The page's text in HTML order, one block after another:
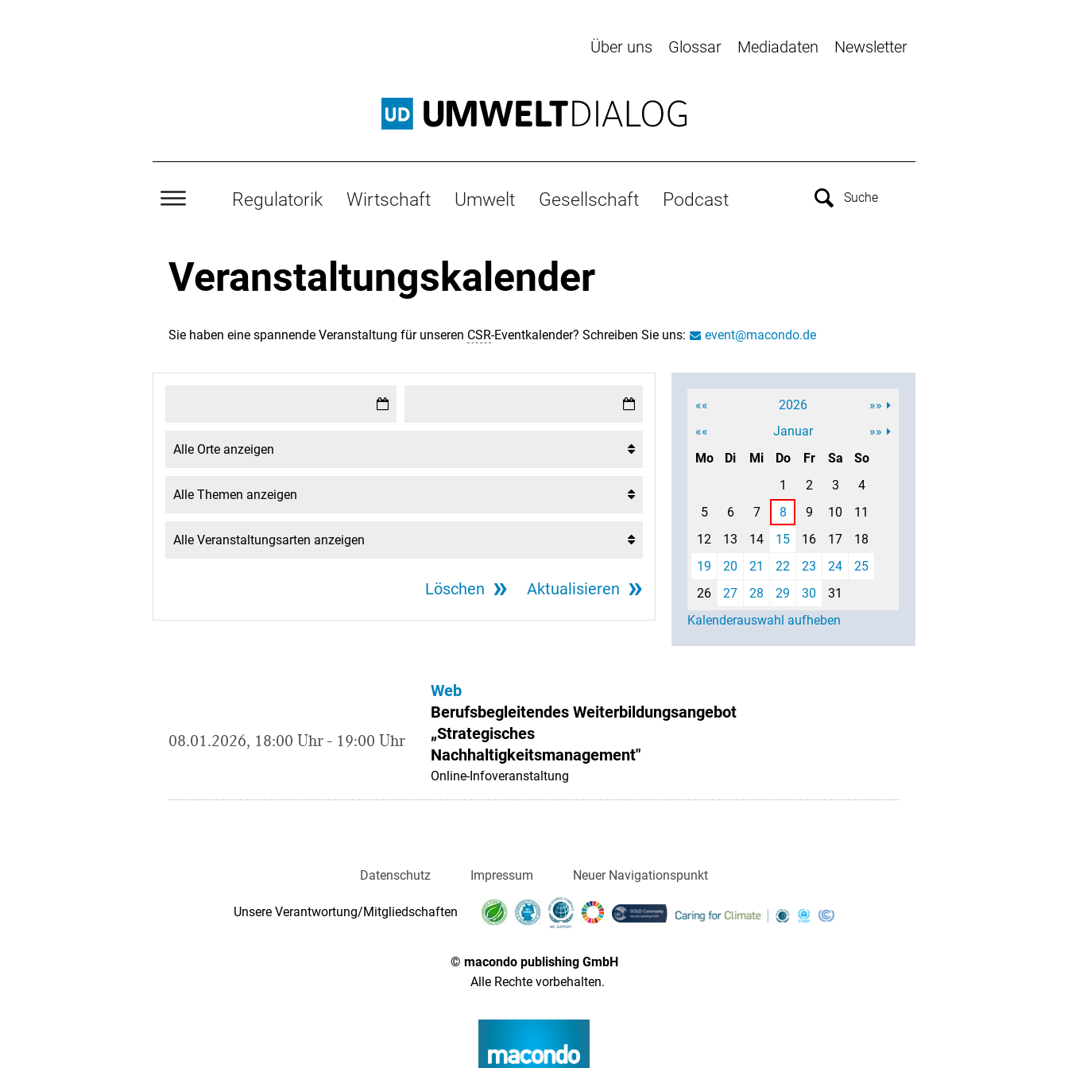
Über uns Glossar Mediadaten Newsletter
Regulatorik Wirtschaft Umwelt Gesellschaft Podcast
Veranstaltungskalender
Sie haben eine spannende Veranstaltung für unseren CSR-Eventkalender? Schreiben Sie uns: event@macondo.de
Löschen Aktualisieren
«« 2026
»»
««
Januar
»»
Mo
Di Mi Do Fr Sa
So
1
2 3
4
5
6 7 8 9 10
11
12
13 14 15 16 17
18
19
20 21 22 23 24
25
26
27 28 29 30
31
Kalenderauswahl aufheben
08.01.2026, 18:00 Uhr - 19:00 Uhr
Web
Berufsbegleitendes Weiterbildungsangebot
„Strategisches
Nachhaltigkeitsmanagement"
Online-Infoveranstaltung
Datenschutz Impressum Neuer Navigationspunkt
Unsere Verantwortung/Mitgliedschaften
© macondo publishing GmbH
Alle Rechte vorbehalten.